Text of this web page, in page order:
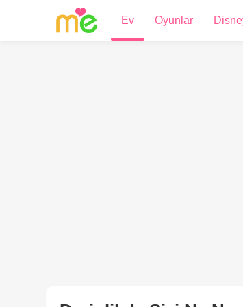
Ev Oyunlar